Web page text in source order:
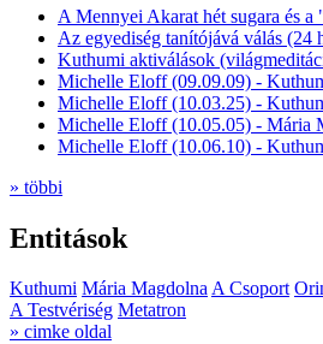
A Mennyei Akarat hét sugara és a
Az egyediség tanítójává válás (24
Kuthumi aktiválások
Michelle Eloff (09.09.09) -
Michelle Eloff (10.03.25) -
Michelle Eloff (10.05.05) - Mária
Michelle Eloff (10.06.10) -
» többi
Entitások
Kuthumi Mária MagdolnaA Csoport
A Testvériség Metatron
» cimke oldal